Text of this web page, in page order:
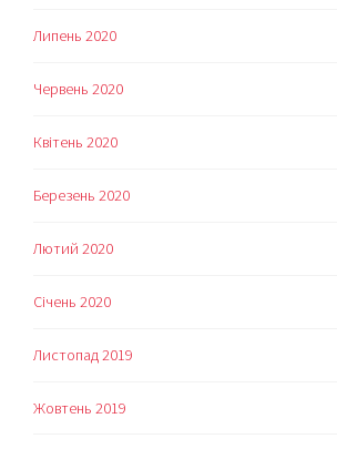
Липень 2020
Червень 2020
Квітень 2020
Березень 2020
Лютий 2020
Січень 2020
Листопад 2019
Жовтень 2019